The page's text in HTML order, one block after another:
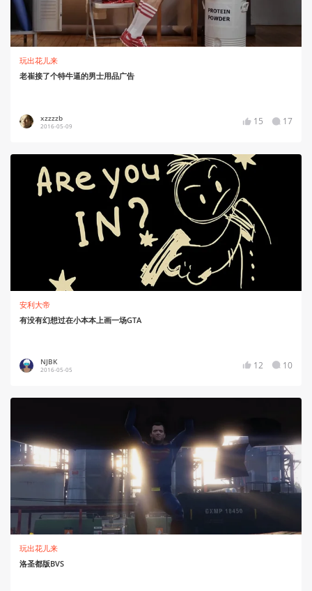
玩出花儿来
老崔接了个特牛逼的男士用品广告
xzzzzb
2016-05-09 15 17
安利大帝
有没有幻想过在小本本上画一场GTA
NJBK
2016-05-05 12 10
玩出花儿来
洛圣都版BVS